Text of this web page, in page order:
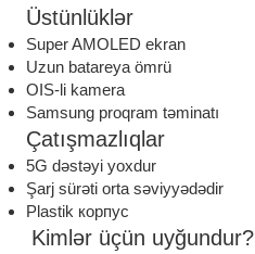
Üstünlüklər
Super AMOLED ekran
Uzun batareya ömrü
OIS-li kamera
Samsung proqram təminatı
Çatışmazlıqlar
5G dəstəyi yoxdur
Şarj sürəti orta səviyyədədir
Plastik корпус
Kimlər üçün uyğundur?